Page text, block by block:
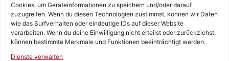
Cookies, um Geräteinformationen zu speichern und/oder darauf
zuzugreifen. Wenn du diesen Technologien zustimmst, können wir Daten
wie das Surfverhalten oder eindeutige IDs auf dieser Website
verarbeiten. Wenn du deine Einwilligung nicht erteilst oder zurückziehst,
können bestimmte Merkmale und Funktionen beeinträchtigt werden.
Dienste verwalten
Rufen Sie uns an!